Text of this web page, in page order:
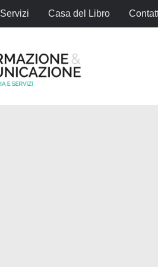
Servizi Casa del Libro